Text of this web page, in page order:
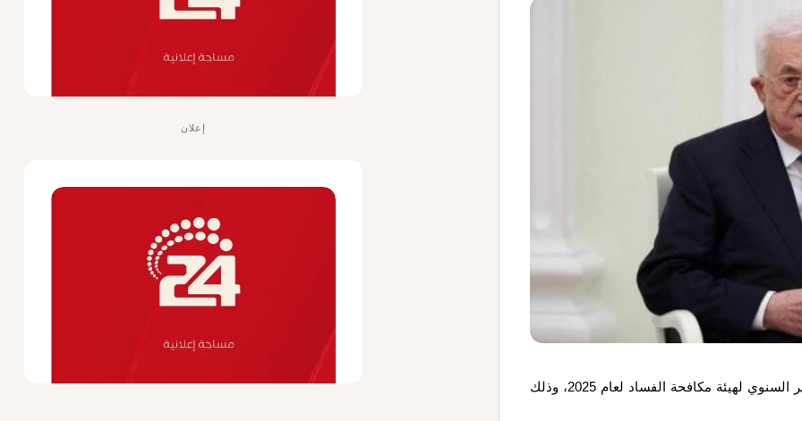
تسلّم رئيس دولة فلسطين محمود عباس ، اليوم السبت، التقرير السنوي لهيئة مكافحة الفساد لعام 2025، وذلك
إعلان